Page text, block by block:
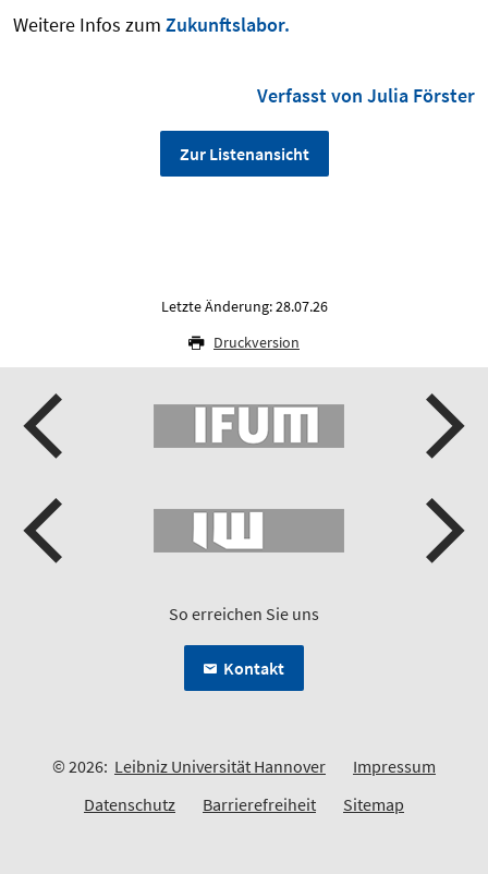
Weitere Infos zum Zukunftslabor.
Verfasst von Julia Förster
Zur Listenansicht
Letzte Änderung: 28.07.26
Druckversion
So erreichen Sie uns
Kontakt
© 2026: Leibniz Universität Hannover
Impressum
Datenschutz
Barrierefreiheit Sitemap